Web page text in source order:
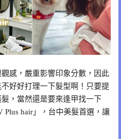
感，嚴重影響印象分數，因此
好好打理一下髮型啊！只要提
，當然還是要來逢甲找一下
hair」，台中美髮首選，讓